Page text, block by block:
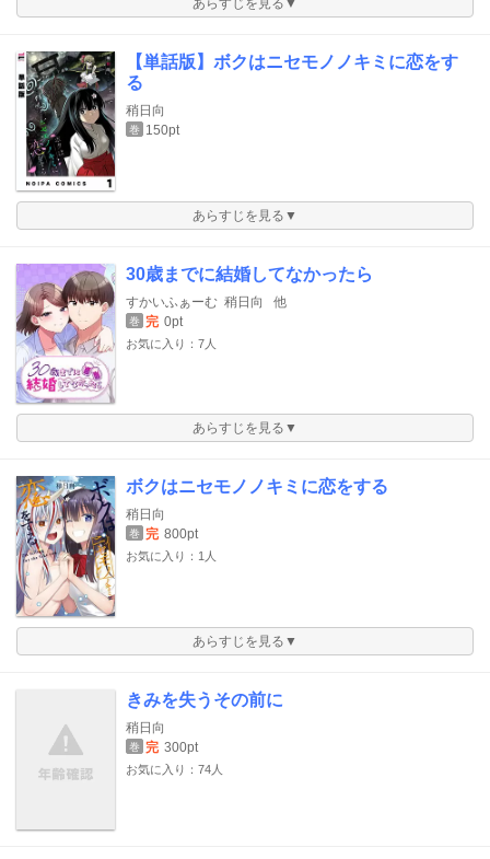
あらすじを見る▼
【単話版】ボクはニセモノノキミに恋をす
る
稍日向
巻 150pt
あらすじを見る▼
30歳までに結婚してなかったら
すかいふぁーむ 稍日向 他
巻 完 0pt
お気に入り：7人
あらすじを見る▼
ボクはニセモノノキミに恋をする
稍日向
巻 完 800pt
お気に入り：1人
あらすじを見る▼
きみを失うその前に
稍日向
巻 完 300pt
お気に入り：74人